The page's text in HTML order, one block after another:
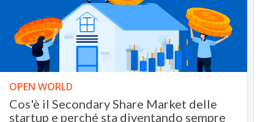
OPEN WORLD
Cos'è il Secondary Share Market delle
startup e perché sta diventando sempre